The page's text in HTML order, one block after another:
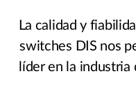
La calidad y
switches DIS nos
líder en la